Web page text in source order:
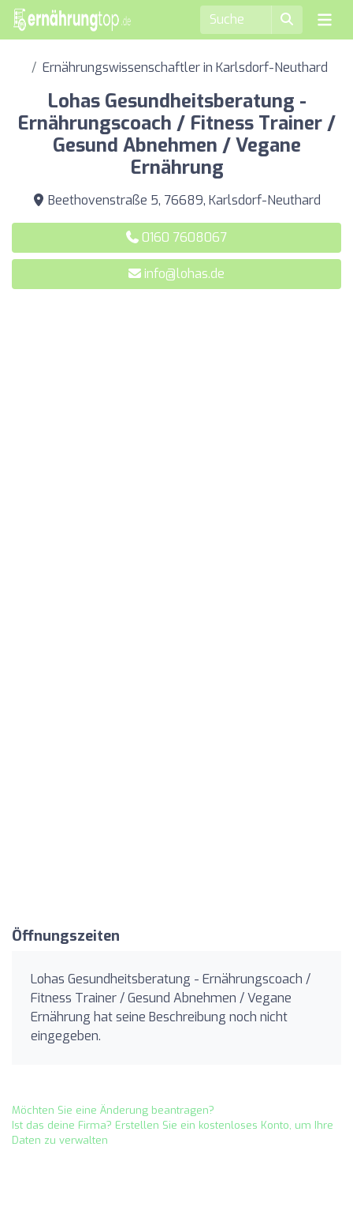
Ernährungswissenschaftler in Karlsdorf-Neuthard
Lohas Gesundheitsberatung -
Ernährungscoach / Fitness Trainer /
Gesund Abnehmen / Vegane
Ernährung
Beethovenstraße 5, 76689, Karlsdorf-Neuthard
0160 7608067
info@lohas.de
Öffnungszeiten
Lohas Gesundheitsberatung - Ernährungscoach /
Fitness Trainer / Gesund Abnehmen / Vegane
Ernährung hat seine Beschreibung noch nicht
eingegeben.
Möchten Sie eine Änderung beantragen?
Ist das deine Firma? Erstellen Sie ein kostenloses Konto, um Ihre
Daten zu verwalten